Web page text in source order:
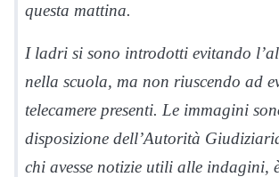
questa mattina.
I ladri si sono introdotti evitando
nella scuola, ma non riuscendo ad
telecamere presenti. Le immagini
disposizione dell’Autorità
chi avesse notizie utili alle indagini,